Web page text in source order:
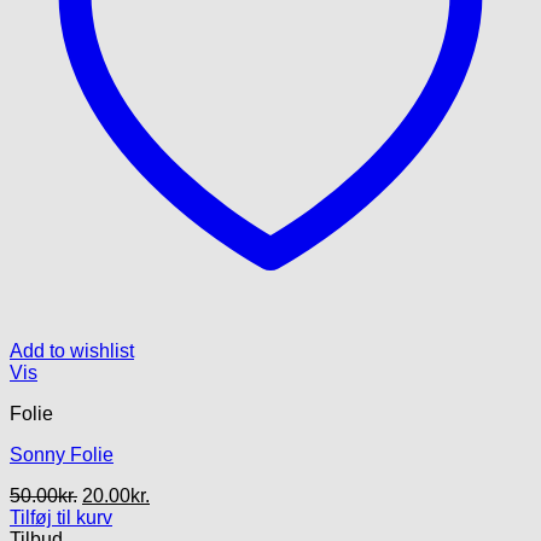
Add to wishlist
Vis
Folie
Sonny Folie
50.00kr. Den
oprindelige
20.00kr.
Tilføj til kurv